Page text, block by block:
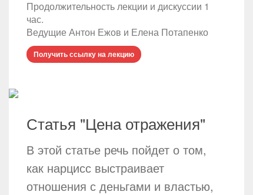
Продолжительность лекции и дискуссии 1
час.
Ведущие Антон Ежов и Елена Потапенко
Получить ссылку на лекцию
Статья "Цена отражения"
В этой статье речь пойдет о том,
как нарцисс выстраивает
отношения с деньгами и властью,